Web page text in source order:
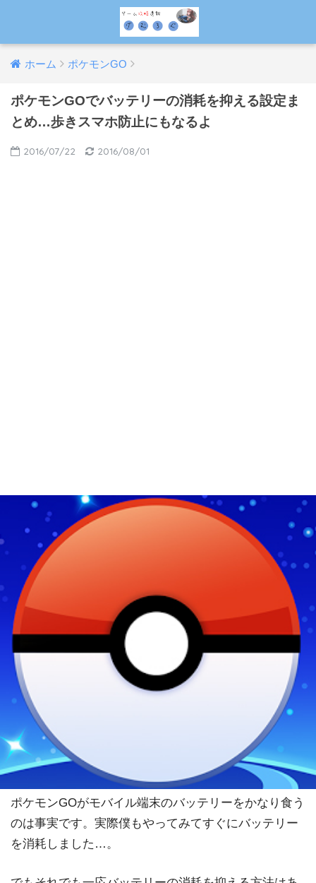
ホーム ポケモンGO
ポケモンGOでバッテリーの消耗を抑える設定ま
とめ…歩きスマホ防止にもなるよ
2016/07/22 2016/08/01
ポケモンGOがモバイル端末のバッテリーをかなり食う
のは事実です。実際僕もやってみてすぐにバッテリー
を消耗しました…。